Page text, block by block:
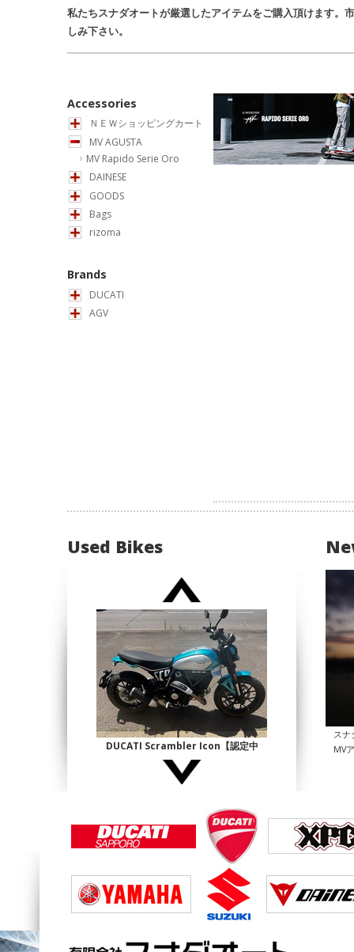
私たちスナダオートが厳選したアイテムをご購入頂けます。
しみ下さい。
Accessories
ＮＥＷショッピングカート
MV AGUSTA
MV Rapido Serie Oro
DAINESE
GOODS
Bags
rizoma
Brands
DUCATI
AGV
Used Bikes
DUCATI Scrambler Icon【認定中
古】
¥1,140,000
¥690,000
スナ
MV